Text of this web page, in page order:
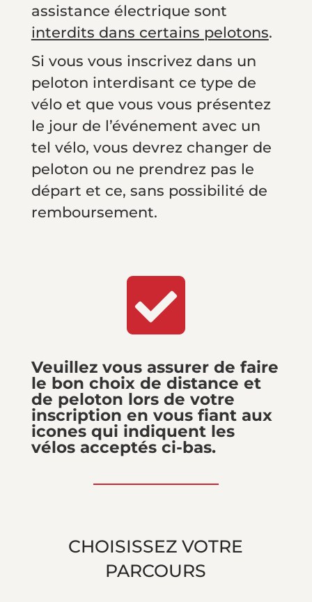
assistance électrique sont
interdits dans certains pelotons.
Si vous vous inscrivez dans un
peloton interdisant ce type de
vélo et que vous vous présentez
le jour de l’événement avec un
tel vélo, vous devrez changer de
peloton ou ne prendrez pas le
départ et ce, sans possibilité de
remboursement.

Veuillez vous assurer de faire
le bon choix de distance et
de peloton lors de votre
inscription en vous fiant aux
icones qui indiquent les
vélos acceptés ci-bas.
CHOISISSEZ VOTRE
PARCOURS